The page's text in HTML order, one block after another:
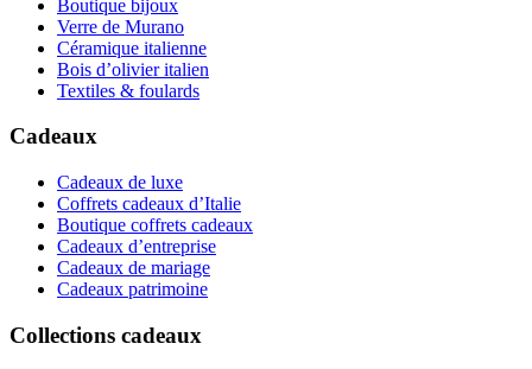
Boutique bijoux
Verre de Murano
Céramique italienne
Bois d’olivier italien
Textiles & foulards
Cadeaux
Cadeaux de luxe
Coffrets cadeaux d’Italie
Boutique coffrets cadeaux
Cadeaux d’entreprise
Cadeaux de mariage
Cadeaux patrimoine
Collections cadeaux